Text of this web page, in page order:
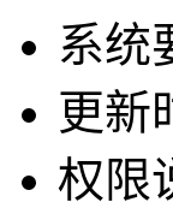
系统
更新
权限